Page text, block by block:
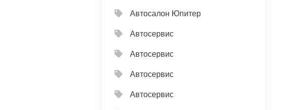
Автосалон Юпитер
Автосервис
Автосервис
Автосервис
Автосервис